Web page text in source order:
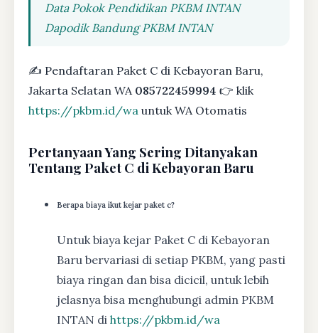
Data Pokok Pendidikan PKBM INTAN
Dapodik Bandung PKBM INTAN
✍ Pendaftaran Paket C di Kebayoran Baru,
Jakarta Selatan WA 085722459994 👉 klik
https://pkbm.id/wa untuk WA Otomatis
Pertanyaan Yang Sering Ditanyakan
Tentang Paket C di Kebayoran Baru
Berapa biaya ikut kejar paket c?
Untuk biaya kejar Paket C di Kebayoran
Baru bervariasi di setiap PKBM, yang pasti
biaya ringan dan bisa dicicil, untuk lebih
jelasnya bisa menghubungi admin PKBM
INTAN di https://pkbm.id/wa